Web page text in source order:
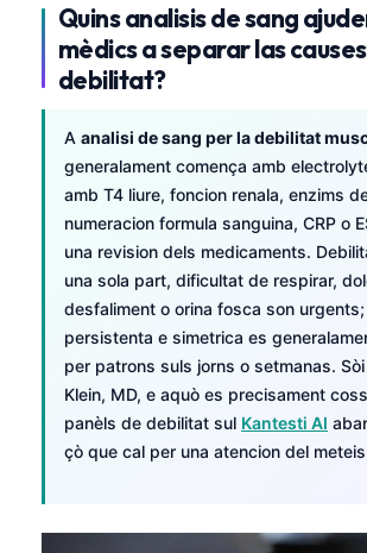
Quins analisis de sang
mèdics a separar las
debilitat?
A analisi de sang per la debilitat
generalament comença amb
amb T4 liure, foncion renala, enzims
numeracion formula sanguina, CRP o
una revision dels medicaments.
una sola part, dificultat de respirar,
desfaliment o orina fosca son
persistenta e simetrica es
per patrons suls jorns o setmanas.
Klein, MD, e aquò es precisament
panèls de debilitat sul Kantesti AI
çò que cal per una atencion del